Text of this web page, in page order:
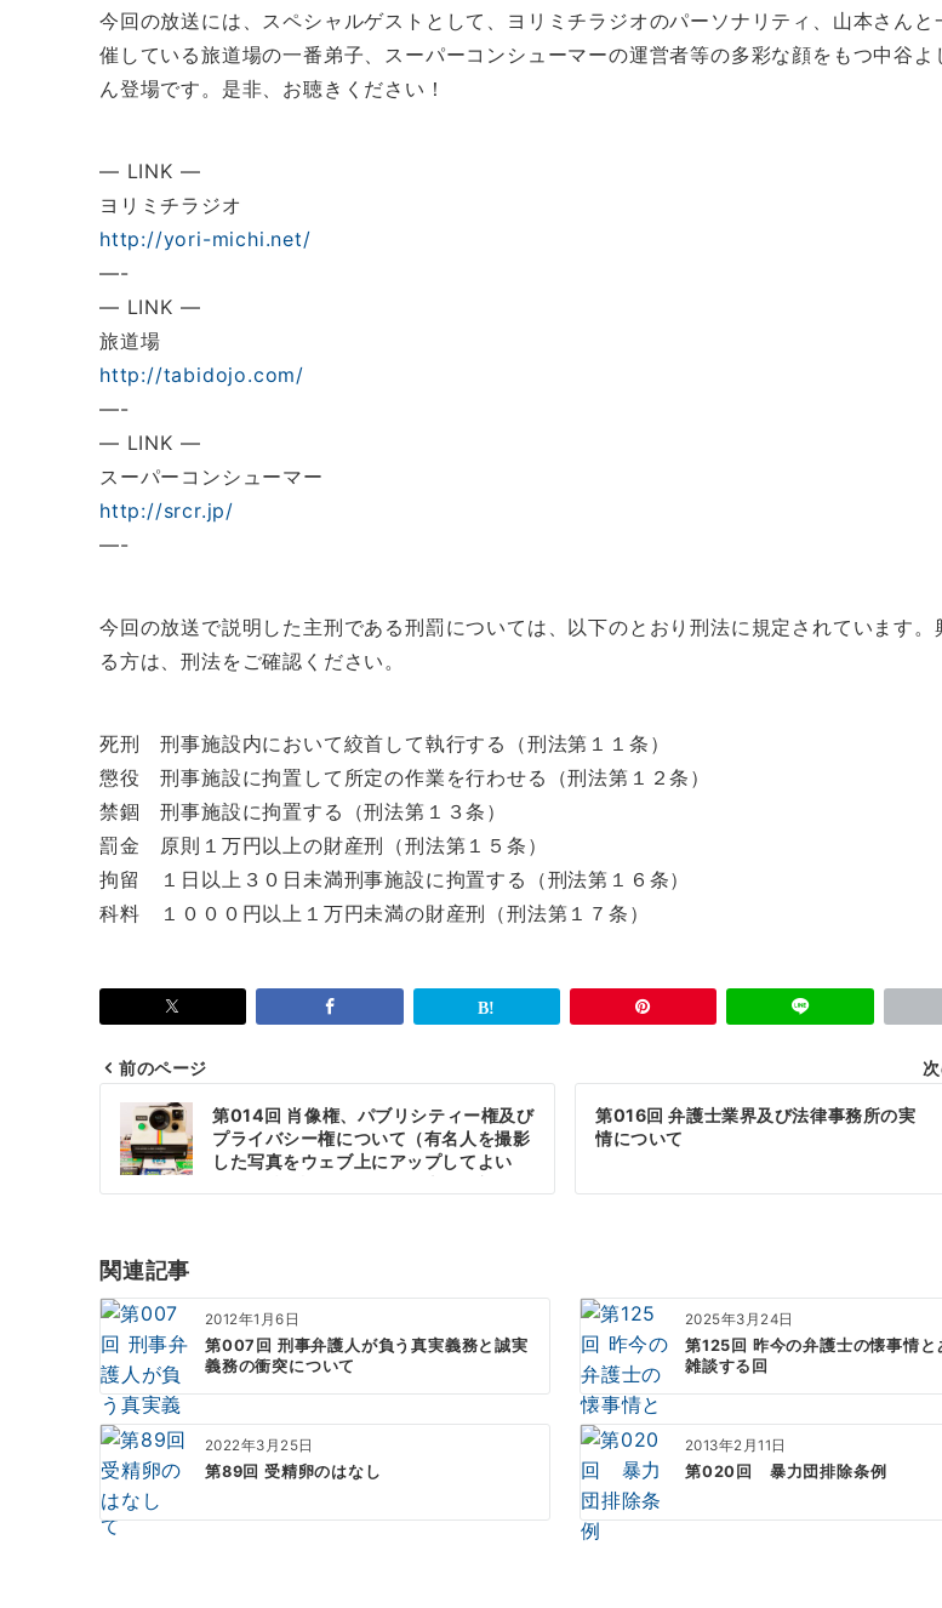
今回の放送には、スペシャルゲストとして、ヨリミチラジオのパーソナリティ、山本さんと
催している旅道場の一番弟子、スーパーコンシューマーの運営者等の多彩な顔をもつ中谷よ
ん登場です。是非、お聴きください！
— LINK —
ヨリミチラジオ
http://yori-michi.net/
—-
— LINK —
旅道場
http://tabidojo.com/
—-
— LINK —
スーパーコンシューマー
http://srcr.jp/
—-
今回の放送で説明した主刑である刑罰については、以下のとおり刑法に規定されています。
る方は、刑法をご確認ください。
死刑 刑事施設内において絞首して執行する（刑法第１１条）
懲役 刑事施設に拘置して所定の作業を行わせる（刑法第１２条）
禁錮 刑事施設に拘置する（刑法第１３条）
罰金 原則１万円以上の財産刑（刑法第１５条）
拘留 １日以上３０日未満刑事施設に拘置する（刑法第１６条）
科料 １０００円以上１万円未満の財産刑（刑法第１７条）
稿
ナ
ゲ
ー
シ
ョ
ン
前のページ
第014回 肖像権、パブリシティー権及び
プライバシー権について（有名人を撮影
した写真をウェブ上にアップしてよい
第016回 弁護士業界及び法律事務所の実
情について
関連記事
2012年1月6日
第007回 刑事弁護人が負う真実義務と誠実
義務の衝突について
2025年3月24日
第125回 昨今の弁護士の懐事情と
雑談する回
2022年3月25日
第89回 受精卵のはなし
2013年2月11日
第020回 暴力団排除条例